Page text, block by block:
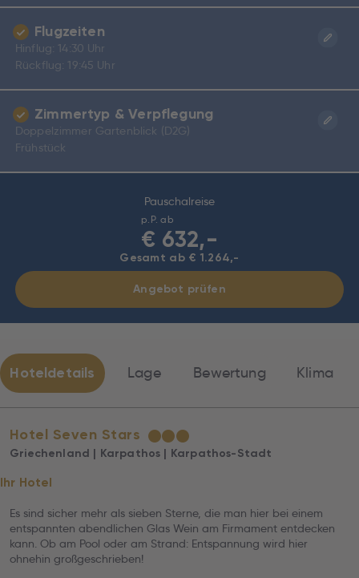
Pauschalreise
p.P. ab
€ 632,-
Gesamt ab € 1.264,-
Angebot prüfen
Flugzeiten
Hinflug: 14:30 Uhr
Rückflug: 19:45 Uhr
Zimmertyp & Verpflegung
Doppelzimmer Gartenblick (D2G)
Frühstück
Hoteldetails Lage Bewertung Klima
Hotel Seven Stars ★★★
Griechenland | Karpathos | Karpathos-Stadt
Ihr Hotel
Es sind sicher mehr als sieben Sterne, die man hier bei einem
entspannten abendlichen Glas Wein am Firmament entdecken
kann. Ob am Pool oder am Strand: Entspannung wird hier
ohnehin großgeschrieben!